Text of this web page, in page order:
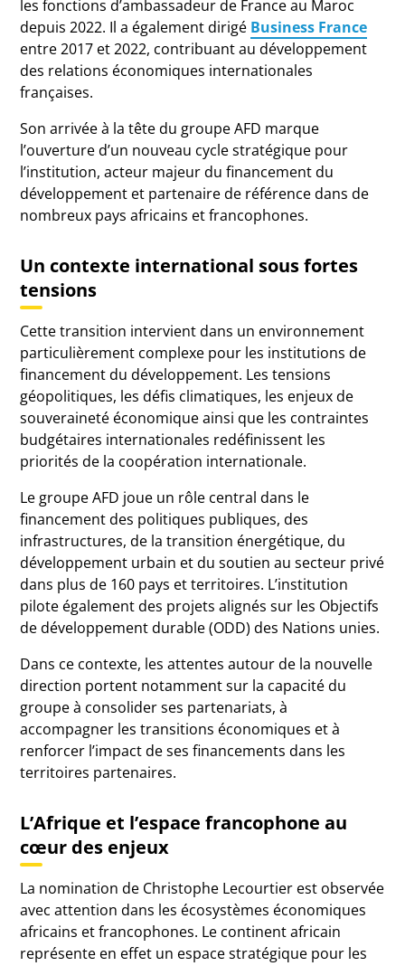
les fonctions d’ambassadeur de France au Maroc
depuis 2022. Il a également dirigé Business France
entre 2017 et 2022, contribuant au développement
des relations économiques internationales
françaises.
Son arrivée à la tête du groupe AFD marque
l’ouverture d’un nouveau cycle stratégique pour
l’institution, acteur majeur du financement du
développement et partenaire de référence dans de
nombreux pays africains et francophones.
Un contexte international sous fortes
tensions
Cette transition intervient dans un environnement
particulièrement complexe pour les institutions de
financement du développement. Les tensions
géopolitiques, les défis climatiques, les enjeux de
souveraineté économique ainsi que les contraintes
budgétaires internationales redéfinissent les
priorités de la coopération internationale.
Le groupe AFD joue un rôle central dans le
financement des politiques publiques, des
infrastructures, de la transition énergétique, du
développement urbain et du soutien au secteur privé
dans plus de 160 pays et territoires. L’institution
pilote également des projets alignés sur les Objectifs
de développement durable (ODD) des Nations unies.
Dans ce contexte, les attentes autour de la nouvelle
direction portent notamment sur la capacité du
groupe à consolider ses partenariats, à
accompagner les transitions économiques et à
renforcer l’impact de ses financements dans les
territoires partenaires.
L’Afrique et l’espace francophone au
cœur des enjeux
La nomination de Christophe Lecourtier est observée
avec attention dans les écosystèmes économiques
africains et francophones. Le continent africain
représente en effet un espace stratégique pour les